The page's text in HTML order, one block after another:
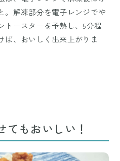
。解凍部分を電子レンジでや
トースターを予熱し、5分程
ば、おいしく出来上がりま
もおいしい！